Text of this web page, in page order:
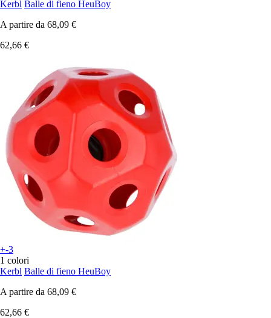
Kerbl Balle di fieno HeuBoy
A partire da 68,09 €
62,66 €
+-3
1 colori
Kerbl Balle di fieno HeuBoy
A partire da 68,09 €
62,66 €